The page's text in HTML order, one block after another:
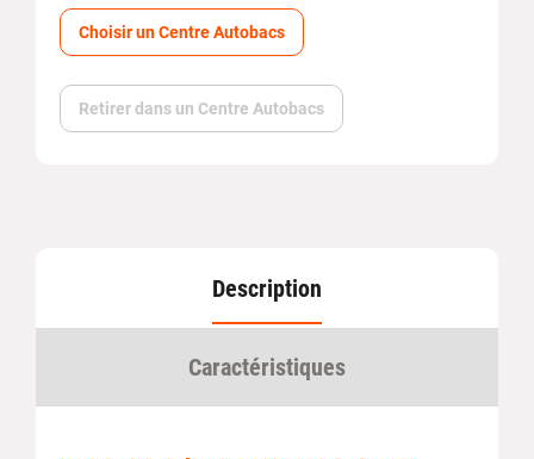
Choisir un Centre Autobacs
Retirer dans un Centre Autobacs
Description
Caractéristiques